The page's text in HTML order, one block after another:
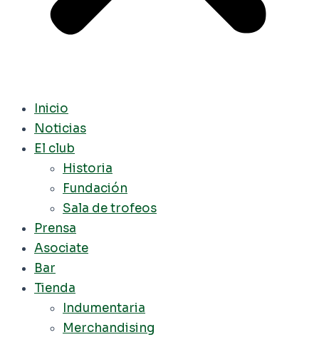
Inicio
Noticias
El club
Historia
Fundación
Sala de trofeos
Prensa
Asociate
Bar
Tienda
Indumentaria
Merchandising